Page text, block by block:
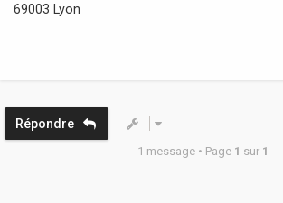
69003 Lyon
Répondre
1 message • Page 1 sur 1